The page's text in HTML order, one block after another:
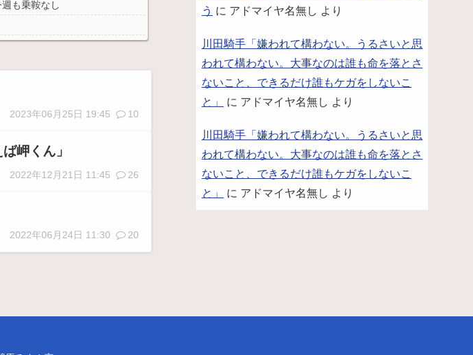
も乗鞍なし
2023年06月25日 19:45 10
岬くん」
2022年12月21日 11:45 26
2022年06月24日 11:30 20
う に アドマイヤ名無し より
川田騎手「嫌われて構わない。うるさいと思
われて構わない。大事なのは誰も命を落とさ
ないこと、できるだけ誰もケガをしないこ
と」
に アドマイヤ名無し より
川田騎手「嫌われて構わない。うるさいと思
われて構わない。大事なのは誰も命を落とさ
ないこと、できるだけ誰もケガをしないこ
と」
に アドマイヤ名無し より